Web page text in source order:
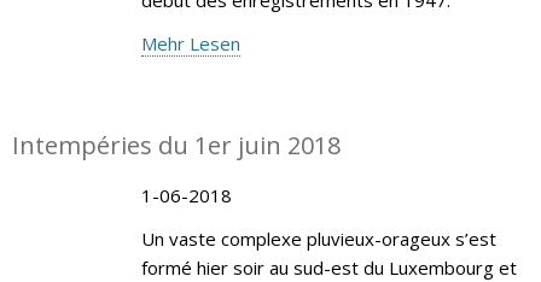
Mehr Lesen
Intempéries du 1er juin 2018
1-06-2018
Un vaste complexe pluvieux-orageux s’est
formé hier soir au sud-est du Luxembourg et